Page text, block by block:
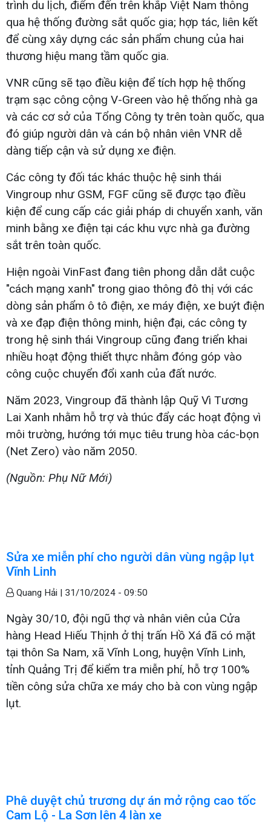
trình du lịch, điểm đến trên khắp Việt Nam thông
qua hệ thống đường sắt quốc gia; hợp tác, liên kết
để cùng xây dựng các sản phẩm chung của hai
thương hiệu mang tầm quốc gia.
VNR cũng sẽ tạo điều kiện để tích hợp hệ thống
trạm sạc công cộng V-Green vào hệ thống nhà ga
và các cơ sở của Tổng Công ty trên toàn quốc, qua
đó giúp người dân và cán bộ nhân viên VNR dễ
dàng tiếp cận và sử dụng xe điện.
Các công ty đối tác khác thuộc hệ sinh thái
Vingroup như GSM, FGF cũng sẽ được tạo điều
kiện để cung cấp các giải pháp di chuyển xanh, văn
minh bằng xe điện tại các khu vực nhà ga đường
sắt trên toàn quốc.
Hiện ngoài VinFast đang tiên phong dẫn dắt cuộc
"cách mạng xanh" trong giao thông đô thị với các
dòng sản phẩm ô tô điện, xe máy điện, xe buýt điện
và xe đạp điện thông minh, hiện đại, các công ty
trong hệ sinh thái Vingroup cũng đang triển khai
nhiều hoạt động thiết thực nhằm đóng góp vào
công cuộc chuyển đổi xanh của đất nước.
Năm 2023, Vingroup đã thành lập Quỹ Vì Tương
Lai Xanh nhằm hỗ trợ và thúc đẩy các hoạt động vì
môi trường, hướng tới mục tiêu trung hòa các-bọn
(Net Zero) vào năm 2050.
(Nguồn: Phụ Nữ Mới)
Sửa xe miễn phí cho người dân vùng ngập lụt
Vĩnh Linh
Quang Hải | 31/10/2024 - 09:50
Ngày 30/10, đội ngũ thợ và nhân viên của Cửa
hàng Head Hiếu Thịnh ở thị trấn Hồ Xá đã có mặt
tại thôn Sa Nam, xã Vĩnh Long, huyện Vĩnh Linh,
tỉnh Quảng Trị để kiểm tra miễn phí, hỗ trợ 100%
tiền công sửa chữa xe máy cho bà con vùng ngập
lụt.
Phê duyệt chủ trương dự án mở rộng cao tốc
Cam Lộ - La Sơn lên 4 làn xe